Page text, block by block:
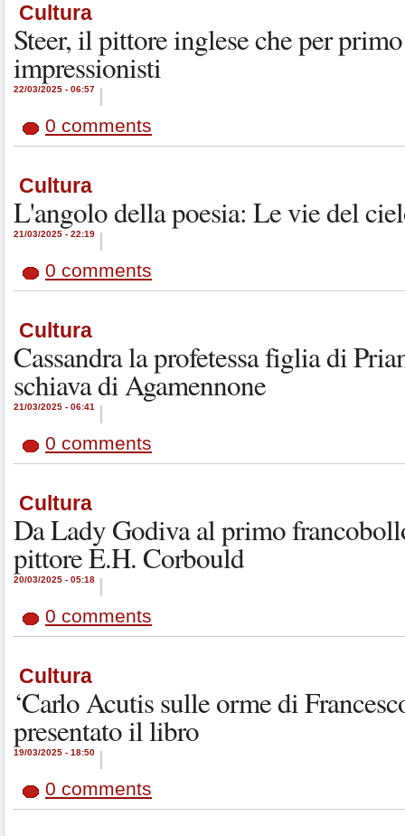
Cultura
Steer, il pittore inglese che per
impressionisti
22/03/2025 - 06:57 |
0 comments
Cultura
L'angolo della poesia: Le vie del
21/03/2025 - 22:19 |
0 comments
Cultura
Cassandra la profetessa figlia di
schiava di Agamennone
21/03/2025 - 06:41
|
0 comments
Cultura
Da Lady Godiva al primo
pittore E.H. Corbould
20/03/2025 - 05:18 |
0 comments
Cultura
‘Carlo Acutis sulle orme di
presentato il libro
19/03/2025 - 18:50 |
0 comments